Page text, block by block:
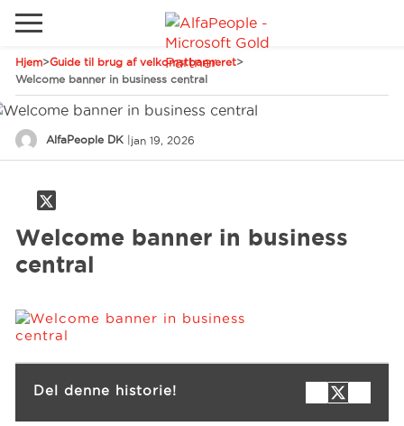
Hjem>Guide til brug af velkomstbanneret>
Welcome banner in business central
AlfaPeople DK | jan 19, 2026
Welcome banner in business
central
Del denne historie!Kunder
Ring Email
Gå til det lokale websted
Global
Canada
Tyskland